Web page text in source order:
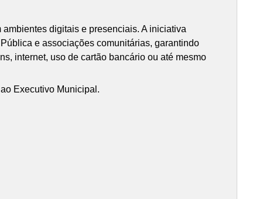
digitais e presenciais. A iniciativa
e associações comunitárias, garantindo
internet, uso de cartão bancário ou até mesmo
Executivo Municipal.